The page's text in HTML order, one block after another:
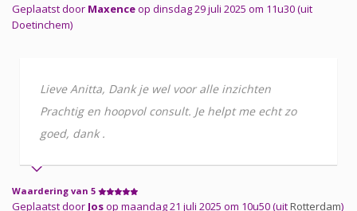
Geplaatst door Maxenceop dinsdag 29 juli 2025 om 11u30 (uit
Doetinchem)
Lieve Anitta, Dank je wel voor alle inzichten
Prachtig en hoopvol consult. Je helpt me echt zo
goed, dank .
Waardering van 5
Geplaatst door Josop maandag 21 juli 2025 om 10u50 (uitRotterdam)